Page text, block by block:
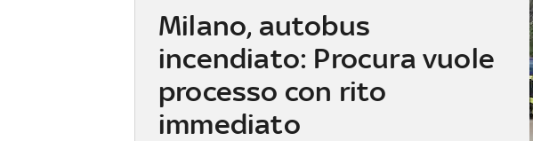
Milano, autobus
incendiato: Procura vuole
processo con rito
immediato